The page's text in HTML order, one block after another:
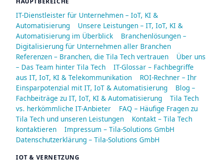
IT-Dienstleister für Unternehmen – IoT, KI &
Automatisierung
Unsere Leistungen – IT, IoT, KI &
Automatisierung im Überblick
Branchenlösungen –
Digitalisierung für Unternehmen aller Branchen
Referenzen – Branchen, die Tila Tech vertrauen
Über uns
– Das Team hinter Tila Tech
IT-Glossar – Fachbegriffe
aus IT, IoT, KI & Telekommunikation
ROI-Rechner – Ihr
Einsparpotenzial mit IT, IoT & Automatisierung
Blog –
Fachbeiträge zu IT, IoT, KI & Automatisierung
Tila Tech
vs. herkömmliche IT-Anbieter
FAQ – Häufige Fragen zu
Tila Tech und unseren Leistungen
Kontakt – Tila Tech
kontaktieren
Impressum – Tila-Solutions GmbH
Datenschutzerklärung – Tila-Solutions GmbH
IOT & VERNETZUNG